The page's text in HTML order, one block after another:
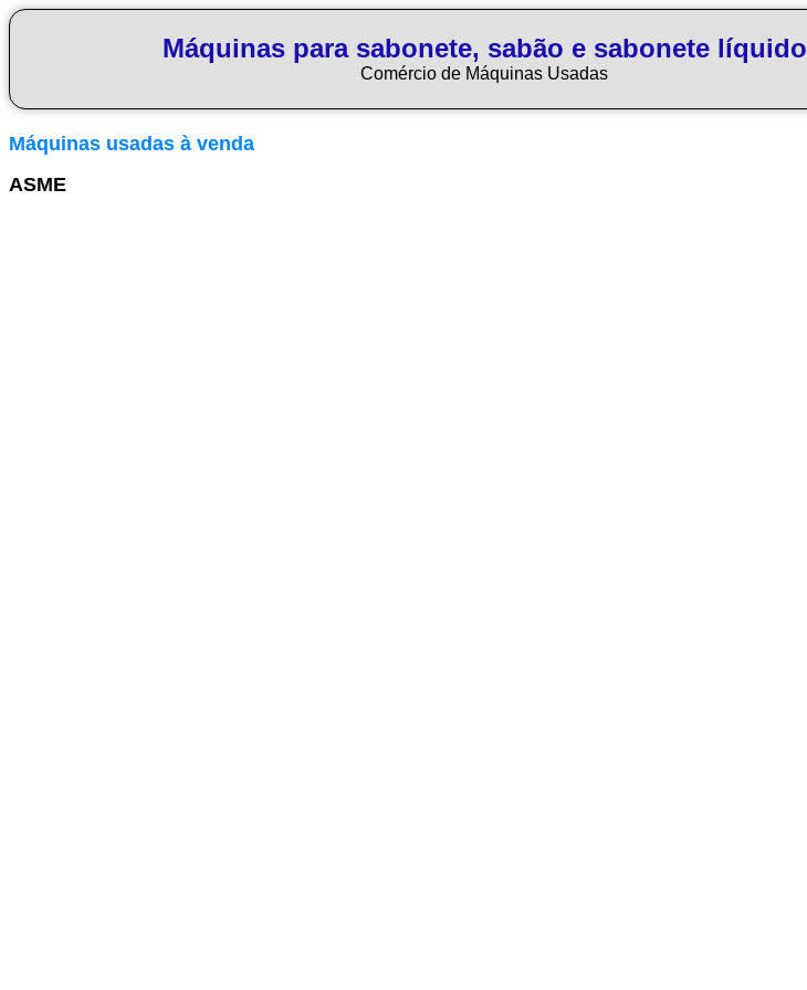
Máquinas para sabonete, sabão e sabonete líquido
Comércio de Máquinas Usadas
Máquinas usadas à venda
ASME